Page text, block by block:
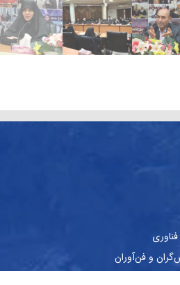
و فن‌آوران